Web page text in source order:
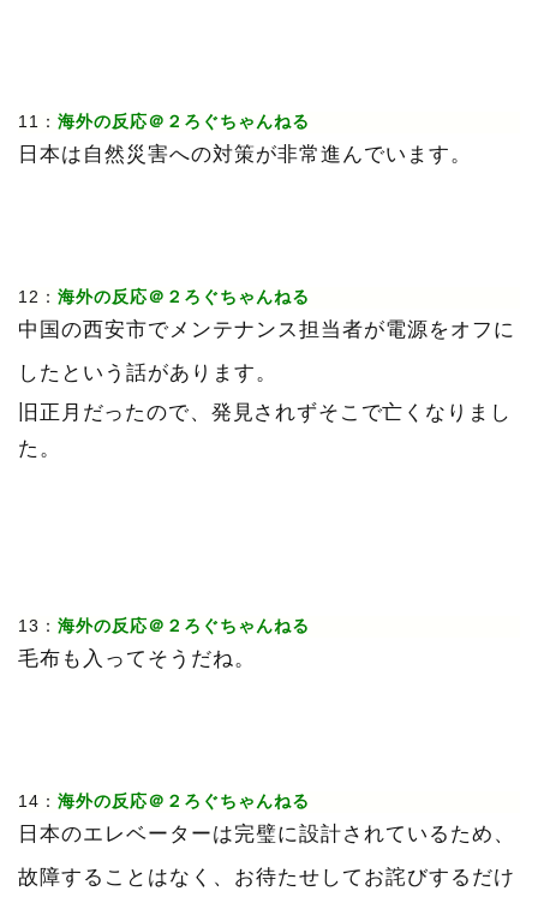
11： 海外の反応＠２ろぐちゃんねる
日本は自然災害への対策が非常進んでいます。
12： 海外の反応＠２ろぐちゃんねる
中国の西安市でメンテナンス担当者が電源をオフに
したという話があります。
旧正月だったので、発見されずそこで亡くなりまし
た。
13： 海外の反応＠２ろぐちゃんねる
毛布も入ってそうだね。
14： 海外の反応＠２ろぐちゃんねる
日本のエレベーターは完璧に設計されているため、
故障することはなく、お待たせしてお詫びするだけ